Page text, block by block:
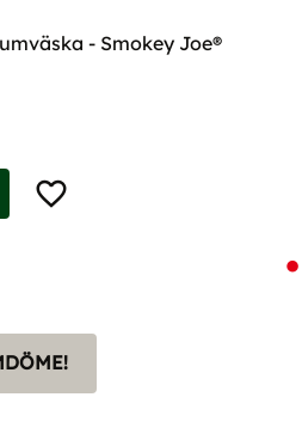
- Smokey Joe®
Lägg till i favoriter